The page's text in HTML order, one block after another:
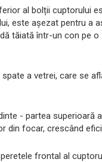
al bolții cuptorului
este așezat pentru a
tăiată într-un con pe o
a vetrei, care se
- partea superioară
din focar, crescând
frontal al